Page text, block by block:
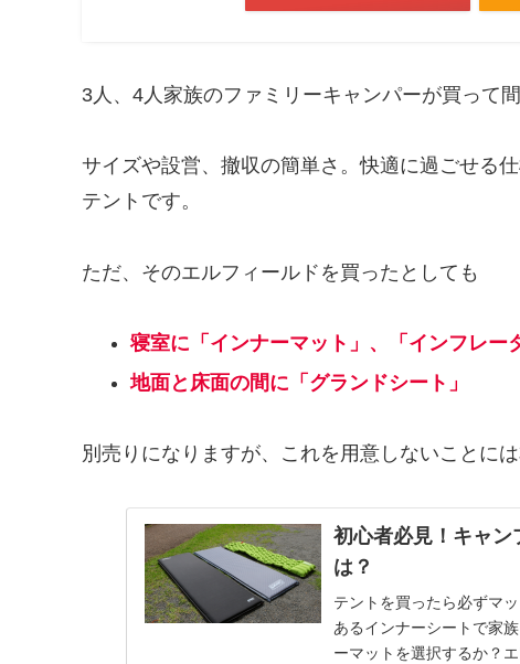
3人、4人家族のファミリーキャンパーが買って
サイズや設営、撤収の簡単さ。快適に過ごせる
テントです。
ただ、そのエルフィールドを買ったとしても
寝室に「インナーマット」、「インフレー
地面と床面の間に「グランドシート」
別売りになりますが、これを用意しないことに
初心者必見！キャン
は？
テントを買ったら必ずマ
あるインナーシートで家
ーマットを選択するか？